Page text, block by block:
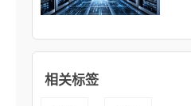
相关标签